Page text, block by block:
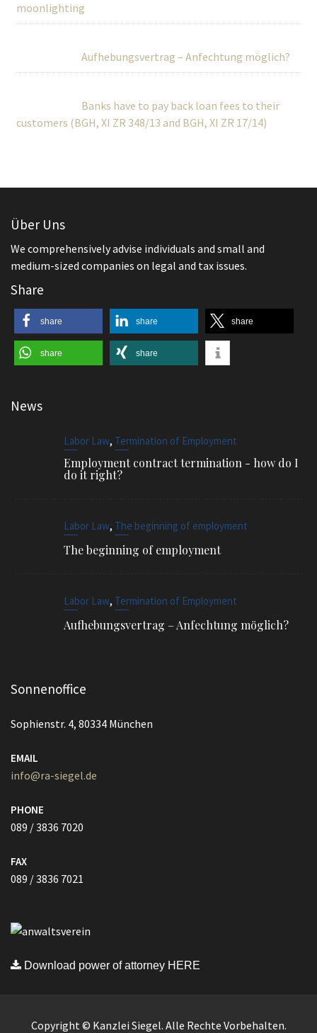
moonlighting
Aufhebungsvertrag – Anfechtung möglich?
Banks have to pay back loan fees to their
customers (BGH, XI ZR 348/13 and BGH, XI ZR 17/14)
Über Uns
We comprehensively advise individuals and small and
medium-sized companies on legal and tax issues.
Share
share share share
share share
News
Labor Law, Termination of Employment
Employment contract termination - how do I
do it right?
Labor Law, The beginning of employment
The beginning of employment
Labor Law, Termination of Employment
Aufhebungsvertrag – Anfechtung möglich?
Sonnenoffice
Sophienstr. 4, 80334 München
EMAIL
info@ra-siegel.de
PHONE
089 / 3836 7020
FAX
089 / 3836 7021
Download power of attorney HERE
Copyright © Kanzlei Siegel. Alle Rechte Vorbehalten.